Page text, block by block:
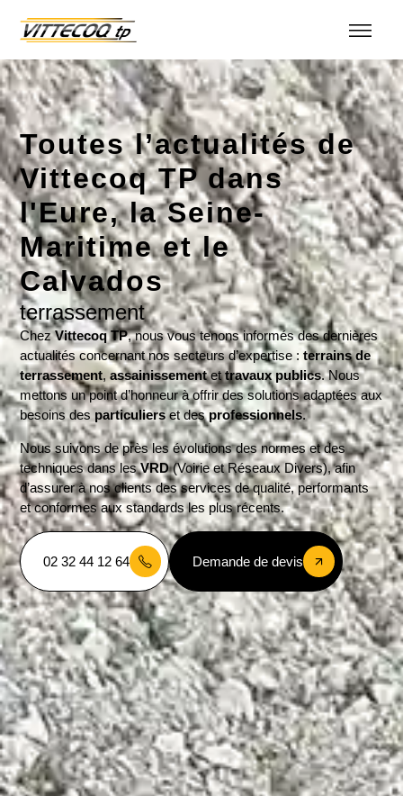
Toutes l’actualités de
Vittecoq TP dans
l'Eure, la Seine-
Maritime et le
Calvados
terrassement
ChezVittecoq TP, nous vous tenons informés des dernières
actualités concernant nos secteurs d’expertise :terrains de
terrassement,assainissementettravaux publics. Nous
mettons un point d’honneur à offrir des solutions adaptées aux
besoins desparticulierset desprofessionnels.
Nous suivons de près les évolutions des normes et des
techniques dans lesVRD(Voirie et Réseaux Divers), afin
d’assurer à nos clients des services de qualité, performants
et conformes aux standards les plus récents.
02 32 44 12 64 Demande de devis